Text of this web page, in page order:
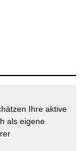
Ihre aktive
als eigene